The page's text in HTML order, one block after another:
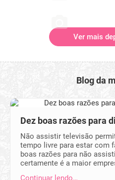
Ver mais
Blog da
Dez boas razões para
Não assistir televisão
tempo livre para estar com
boas razões para não
certamente é a maior
Continuar lendo…